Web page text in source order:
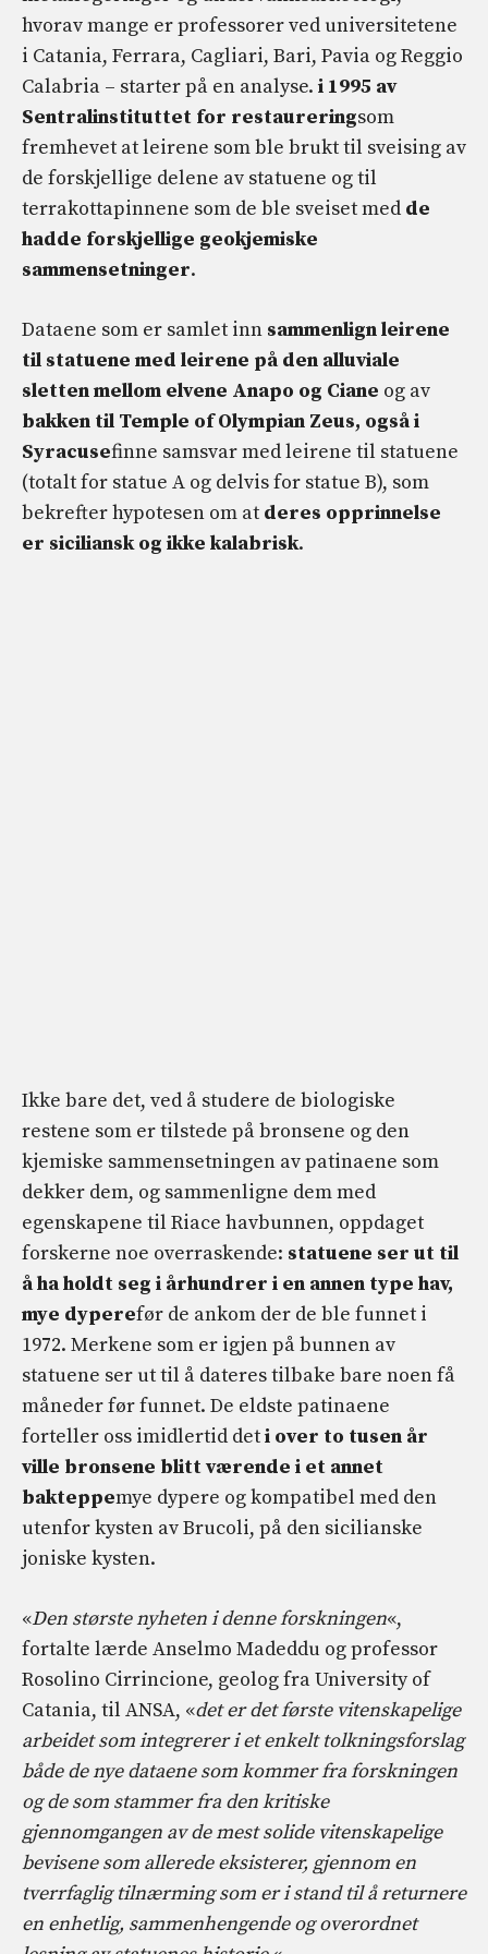
hvorav mange er professorer ved universitetene
i Catania, Ferrara, Cagliari, Bari, Pavia og Reggio
Calabria – starter på en analyse. i 1995 av
Sentralinstituttet for restaureringsom
fremhevet at leirene som ble brukt til sveising av
de forskjellige delene av statuene og til
terrakottapinnene som de ble sveiset med de
hadde forskjellige geokjemiske
sammensetninger.
Dataene som er samlet inn sammenlign leirene
til statuene med leirene på den alluviale
sletten mellom elvene Anapo og Ciane og av
bakken til Temple of Olympian Zeus, også i
Syracusefinne samsvar med leirene til statuene
(totalt for statue A og delvis for statue B), som
bekrefter hypotesen om at deres opprinnelse
er siciliansk og ikke kalabrisk.
Ikke bare det, ved å studere de biologiske
restene som er tilstede på bronsene og den
kjemiske sammensetningen av patinaene som
dekker dem, og sammenligne dem med
egenskapene til Riace havbunnen, oppdaget
forskerne noe overraskende: statuene ser ut til
å ha holdt seg i århundrer i en annen type hav,
mye dyperefør de ankom der de ble funnet i
1972. Merkene som er igjen på bunnen av
statuene ser ut til å dateres tilbake bare noen få
måneder før funnet. De eldste patinaene
forteller oss imidlertid deti over to tusen år
ville bronsene blitt værende i et annet
bakteppemye dypere og kompatibel med den
utenfor kysten av Brucoli, på den sicilianske
joniske kysten.
«Den største nyheten i denne forskningen«,
fortalte lærde Anselmo Madeddu og professor
Rosolino Cirrincione, geolog fra University of
Catania, til ANSA, «det er det første vitenskapelige
arbeidet som integrerer i et enkelt tolkningsforslag
både de nye dataene som kommer fra forskningen
og de som stammer fra den kritiske
gjennomgangen av de mest solide vitenskapelige
bevisene som allerede eksisterer, gjennom en
tverrfaglig tilnærming som er i stand til å returnere
en enhetlig, sammenhengende og overordnet